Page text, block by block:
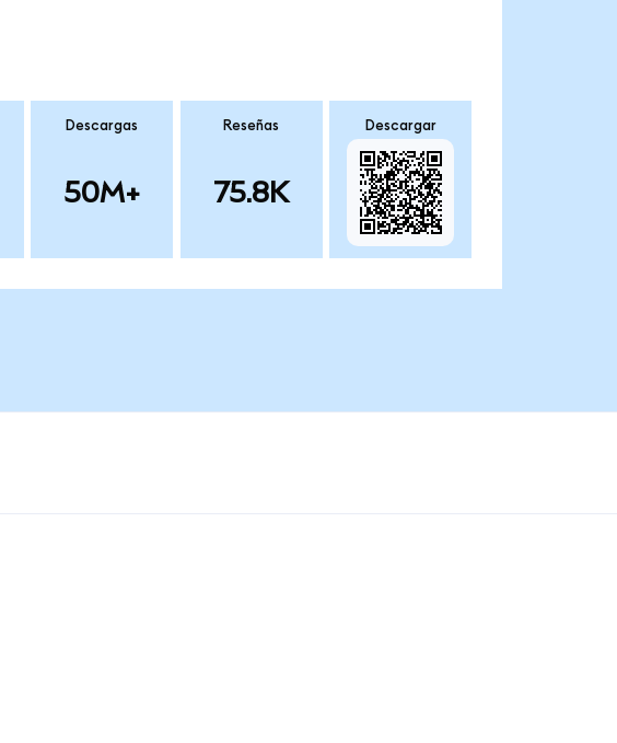
Descargas
50M+
Reseñas
75.8K
Descargar